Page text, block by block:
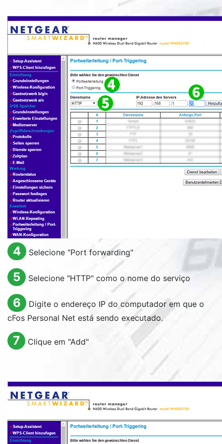
4 Selecione "Port forwarding"
5 Selecione "HTTP" como o nome do serviço
6
Digite o endereço IP do computador em que o
cFos Personal Net está sendo executado.
7 Clique em "Add"